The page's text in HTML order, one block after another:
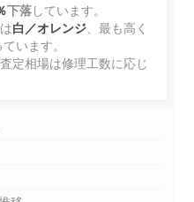
下落しています。
白／オレンジ、最も高く
います。
定相場は修理工数に応じ